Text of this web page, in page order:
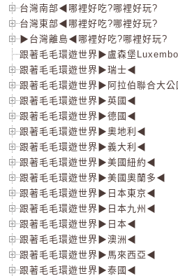
台灣南部◀哪裡好吃?哪裡好玩?
台灣東部◀哪裡好吃?哪裡好玩?
▶台灣離島◀哪裡好吃?哪裡好玩?
跟著毛毛環遊世界▶盧森堡
跟著毛毛環遊世界▶瑞士◀
跟著毛毛環遊世界▶阿拉伯聯合大
跟著毛毛環遊世界▶英國◀
跟著毛毛環遊世界▶德國◀
跟著毛毛環遊世界▶奧地利◀
跟著毛毛環遊世界▶義大利◀
跟著毛毛環遊世界▶美國紐約◀
跟著毛毛環遊世界▶美國奧蘭多◀
跟著毛毛環遊世界▶日本東京◀
跟著毛毛環遊世界▶日本九州◀
跟著毛毛環遊世界▶日本◀
跟著毛毛環遊世界▶澳洲◀
跟著毛毛環遊世界▶馬來西亞◀
跟著毛毛環遊世界▶泰國◀